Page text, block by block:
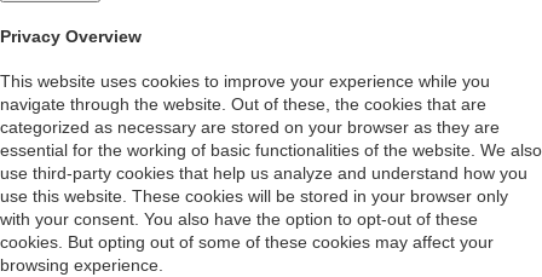
Privacy Overview
This website uses cookies to improve your experience while you
navigate through the website. Out of these, the cookies that are
categorized as necessary are stored on your browser as they are
essential for the working of basic functionalities of the website. We also
use third-party cookies that help us analyze and understand how you
use this website. These cookies will be stored in your browser only
with your consent. You also have the option to opt-out of these
cookies. But opting out of some of these cookies may affect your
browsing experience.